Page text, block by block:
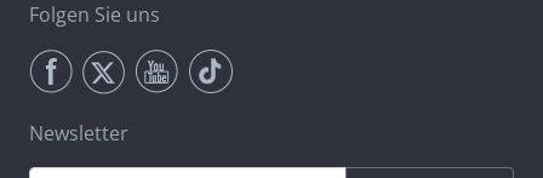
Folgen Sie uns
Newsletter